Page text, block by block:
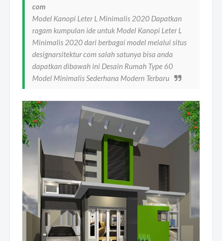
com
Model Kanopi Leter L Minimalis 2020 Dapatkan
ragam kumpulan ide untuk Model Kanopi Leter L
Minimalis 2020 dari berbagai model melalui situs
designarsitektur com salah satunya bisa anda
dapatkan dibawah ini Desain Rumah Type 60
Model Minimalis Sederhana Modern Terbaru